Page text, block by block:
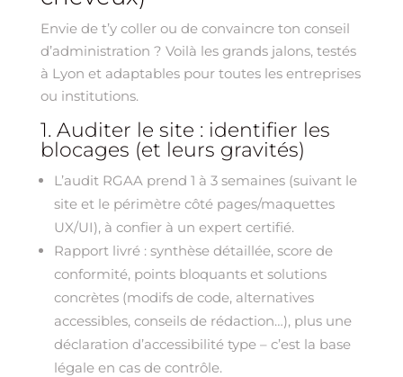
Envie de t’y coller ou de convaincre ton conseil
d’administration ? Voilà les grands jalons, testés
à Lyon et adaptables pour toutes les entreprises
ou institutions.
1. Auditer le site : identifier les
blocages (et leurs gravités)
L’audit RGAA prend 1 à 3 semaines (suivant le
site et le périmètre côté pages/maquettes
UX/UI), à confier à un expert certifié.
Rapport livré : synthèse détaillée, score de
conformité, points bloquants et solutions
concrètes (modifs de code, alternatives
accessibles, conseils de rédaction…), plus une
déclaration d’accessibilité type – c’est la base
légale en cas de contrôle.